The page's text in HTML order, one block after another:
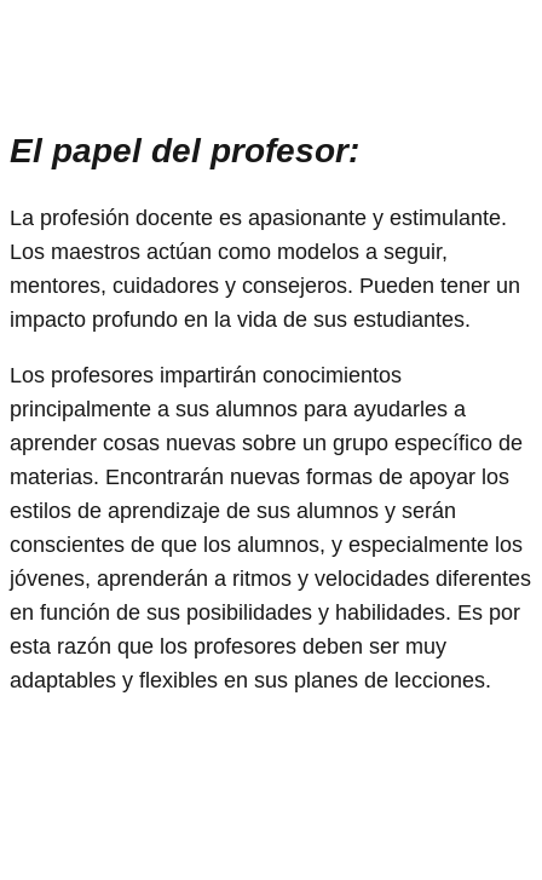
El papel del profesor:
La profesión docente es apasionante y estimulante.
Los maestros actúan como modelos a seguir,
mentores, cuidadores y consejeros. Pueden tener un
impacto profundo en la vida de sus estudiantes.
Los profesores impartirán conocimientos
principalmente a sus alumnos para ayudarles a
aprender cosas nuevas sobre un grupo específico de
materias. Encontrarán nuevas formas de apoyar los
estilos de aprendizaje de sus alumnos y serán
conscientes de que los alumnos, y especialmente los
jóvenes, aprenderán a ritmos y velocidades diferentes
en función de sus posibilidades y habilidades. Es por
esta razón que los profesores deben ser muy
adaptables y flexibles en sus planes de lecciones.